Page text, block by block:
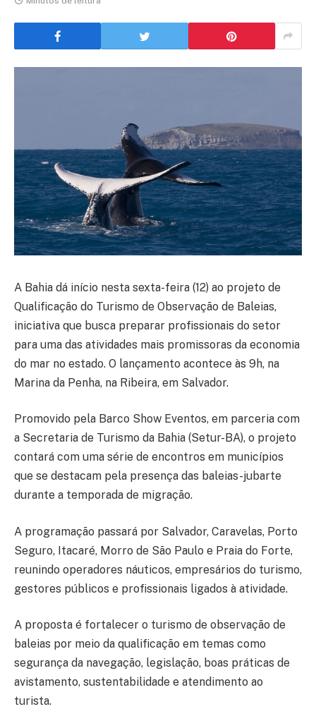
A Bahia dá início nesta sexta-feira (12) ao projeto de
Qualificação do Turismo de Observação de Baleias,
iniciativa que busca preparar profissionais do setor
para uma das atividades mais promissoras da economia
do mar no estado. O lançamento acontece às 9h, na
Marina da Penha, na Ribeira, em Salvador.
Promovido pela Barco Show Eventos, em parceria com
a Secretaria de Turismo da Bahia (Setur-BA), o projeto
contará com uma série de encontros em municípios
que se destacam pela presença das baleias-jubarte
durante a temporada de migração.
A programação passará por Salvador, Caravelas, Porto
Seguro, Itacaré, Morro de São Paulo e Praia do Forte,
reunindo operadores náuticos, empresários do turismo,
gestores públicos e profissionais ligados à atividade.
A proposta é fortalecer o turismo de observação de
baleias por meio da qualificação em temas como
segurança da navegação, legislação, boas práticas de
avistamento, sustentabilidade e atendimento ao
turista.